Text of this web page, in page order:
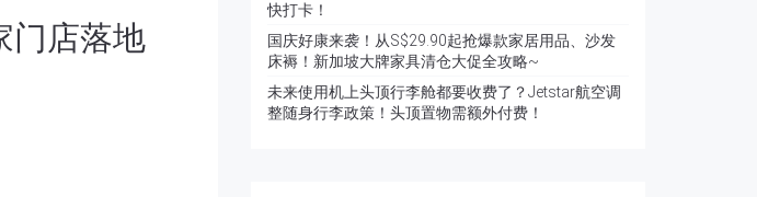
门店落地
快打卡！
国庆好康来袭！从S$29.90起抢爆款家居用品、沙发
床褥！新加坡大牌家具清仓大促全攻略~
未来使用机上头顶行李舱都要收费了？Jetstar航空调
整随身行李政策！头顶置物需额外付费！